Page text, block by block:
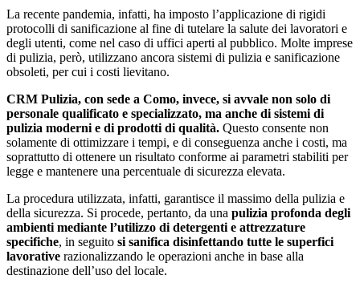
La recente pandemia, infatti, ha imposto l’applicazione di rigidi
protocolli di sanificazione al fine di tutelare la salute dei lavoratori e
degli utenti, come nel caso di uffici aperti al pubblico. Molte imprese
di pulizia, però, utilizzano ancora sistemi di pulizia e sanificazione
obsoleti, per cui i costi lievitano.
CRM Pulizia, con sede a Como, invece, si avvale non solo di
personale qualificato e specializzato, ma anche di sistemi di
pulizia moderni e di prodotti di qualità. Questo consente non
solamente di ottimizzare i tempi, e di conseguenza anche i costi, ma
soprattutto di ottenere un risultato conforme ai parametri stabiliti per
legge e mantenere una percentuale di sicurezza elevata.
La procedura utilizzata, infatti, garantisce il massimo della pulizia e
della sicurezza. Si procede, pertanto, da una pulizia profonda degli
ambienti mediante l’utilizzo di detergenti e attrezzature
specifiche, in seguito si sanifica disinfettando tutte le superfici
lavorative razionalizzando le operazioni anche in base alla
destinazione dell’uso del locale.